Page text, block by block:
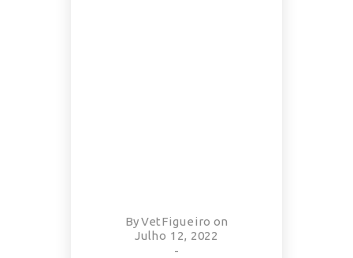
ByVetFigueiro on
Julho 12, 2022
-